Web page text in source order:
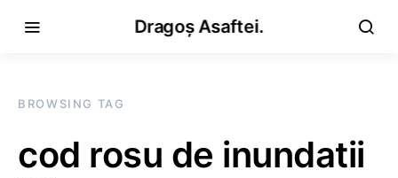
Dragoș Asaftei.
BROWSING TAG
cod rosu de inundatii